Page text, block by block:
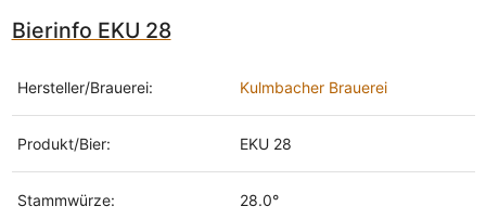
Bierinfo EKU 28
Hersteller/Brauerei: Kulmbacher Brauerei
Produkt/Bier: EKU 28
Stammwürze: 28.0°